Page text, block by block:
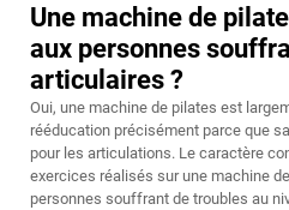
Une machine de
aux personnes
articulaires ?
Oui, une machine de pilates est
rééducation précisément parce que
pour les articulations. Le caractère
exercices réalisés sur une machine
personnes souffrant de troubles au